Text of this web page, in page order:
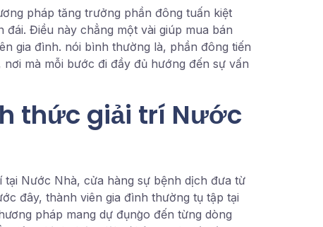
pháp tăng trưởng phần đông tuấn kiệt
Điều này chẳng một vài giúp mua bán
gia đình. nói bình thường là, phần đông tiến
mà mỗi bước đi đầy đủ hướng đến sự vấn
thức giải trí Nước
Nước Nhà, cửa hàng sự bệnh dịch đưa từ
đây, thành viên gia đình thường tụ tập tại
pháp mang dự đụng̀o đến từng dòng